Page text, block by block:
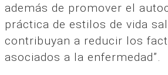
además de promover el
práctica de estilos de vida
contribuyan a reducir los
asociados a la enfermedad”.